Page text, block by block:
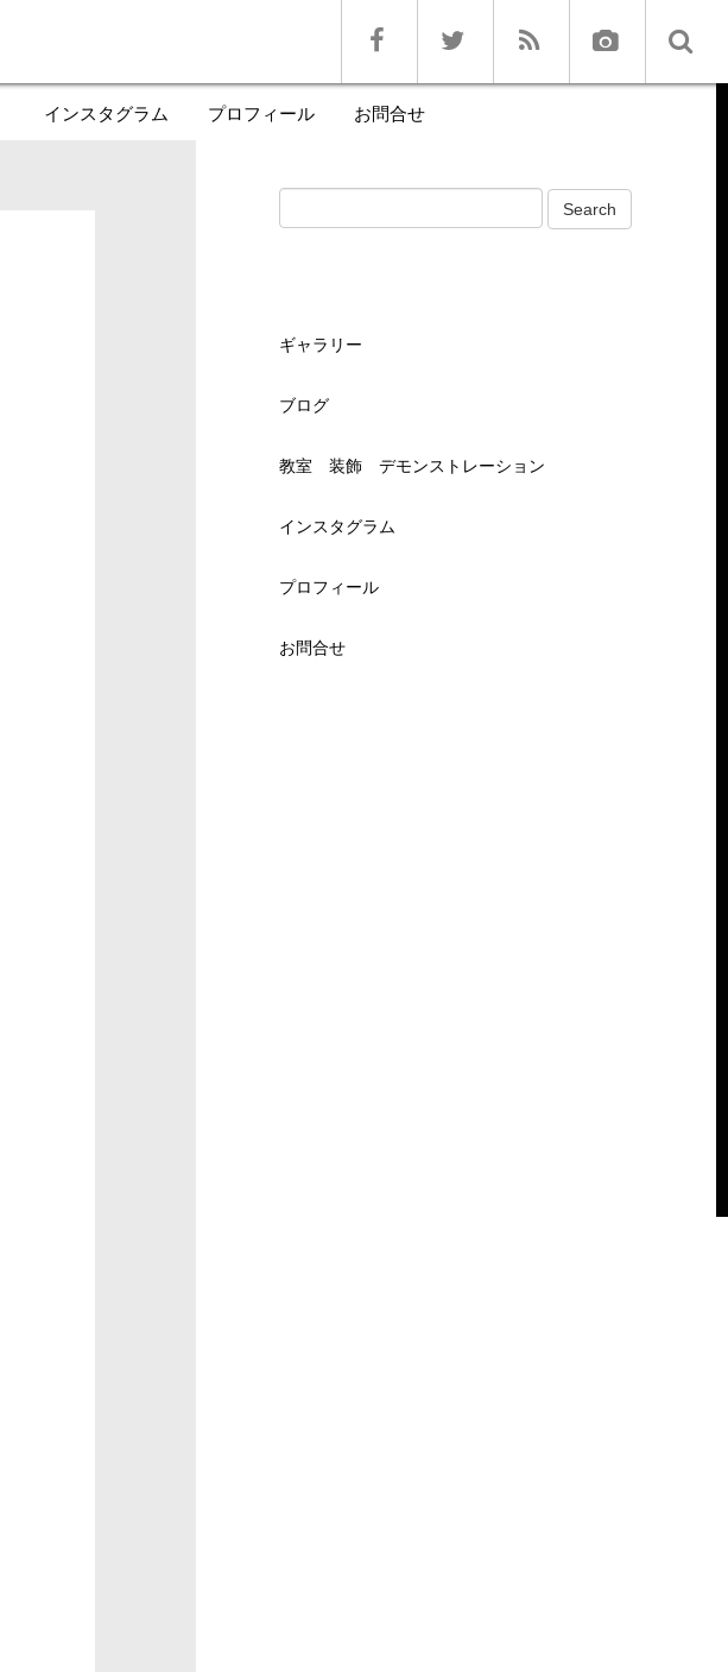
インスタグラム プロフィール お問合せ
ギャラリー
ブログ
教室 装飾 デモンストレーション
インスタグラム
プロフィール
お問合せ